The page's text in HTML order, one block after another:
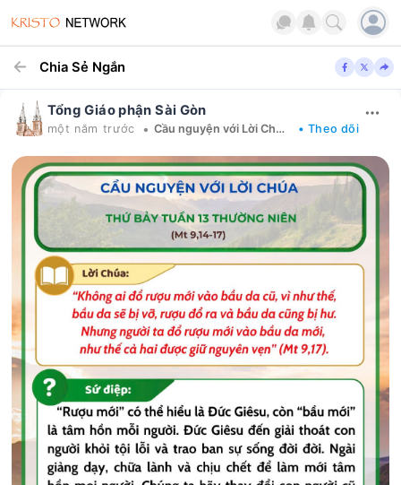
Chia Sẻ Ngắn
Tổng Giáo phận Sài Gòn
một năm trước • Cầu nguyện với Lời Chúa mỗi ngày • Theo dõi